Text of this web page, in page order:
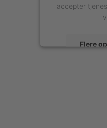
accepter
Flere